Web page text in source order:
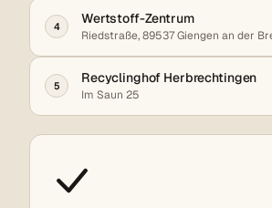
4
Wertstoff-Zentrum
Riedstraße, 89537 Giengen an der
5
Recyclinghof Herbrechtingen
Im Saun 25